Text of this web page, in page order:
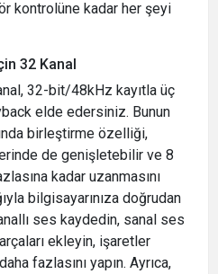
kontrolüne kadar her şeyi
32 Kanal
32-bit/48kHz kayıtla üç
elde edersiniz. Bunun
birleştirme özelliği,
de genişletebilir ve 8
kadar uzanmasını
bilgisayarınıza doğrudan
ses kaydedin, sanal ses
ekleyin, işaretler
fazlasını yapın. Ayrıca,